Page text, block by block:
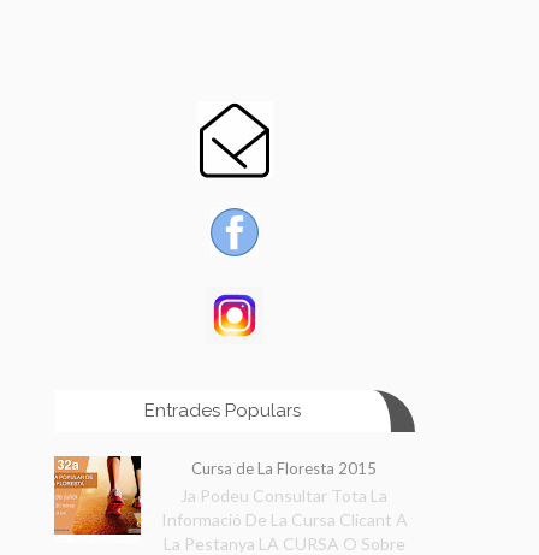
Entrades Populars
Cursa de La Floresta 2015
Ja Podeu Consultar Tota La
Informació De La Cursa Clicant A
La Pestanya LA CURSA O Sobre